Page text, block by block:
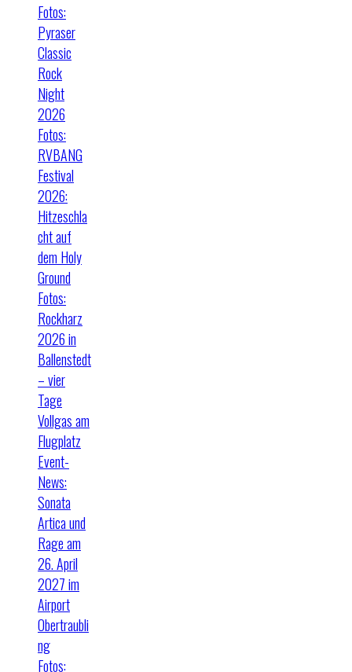
Fotos:
Pyraser
Classic
Rock
Night
2026
Fotos:
RVBANG
Festival
2026:
Hitzeschla
cht auf
dem Holy
Ground
Fotos:
Rockharz
2026 in
Ballenstedt
– vier
Tage
Vollgas am
Flugplatz
Event-
News:
Sonata
Artica und
Rage am
26. April
2027 im
Airport
Obertraubli
ng
Fotos: